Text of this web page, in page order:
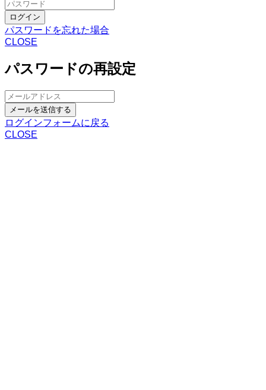
ログイン
パスワードを忘れた場合
CLOSE
パスワードの再設定
メールを送信する
ログインフォームに戻る
CLOSE